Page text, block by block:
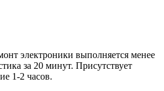
электроники выполняется менее
за 20 минут. Присутствует
1-2 часов.